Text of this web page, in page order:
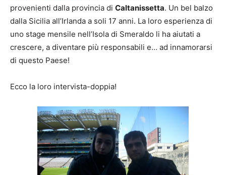
provenienti dalla provincia di Caltanissetta. Un bel balzo
dalla Sicilia all’Irlanda a soli 17 anni. La loro esperienza di
uno stage mensile nell’Isola di Smeraldo li ha aiutati a
crescere, a diventare più responsabili e… ad innamorarsi
di questo Paese!
Ecco la loro intervista-doppia!